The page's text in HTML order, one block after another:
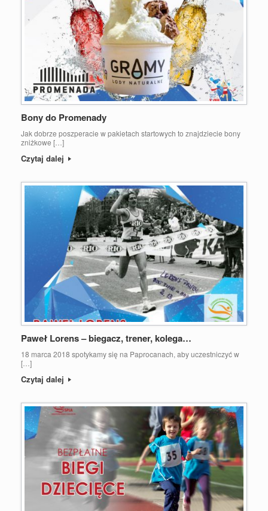
Bony do Promenady
Jak dobrze poszperacie w pakietach startowych to znajdziecie bony
zniżkowe […]
Czytaj dalej
Paweł Lorens – biegacz, trener, kolega…
18 marca 2018 spotykamy się na Paprocanach, aby uczestniczyć w
[…]
Czytaj dalej